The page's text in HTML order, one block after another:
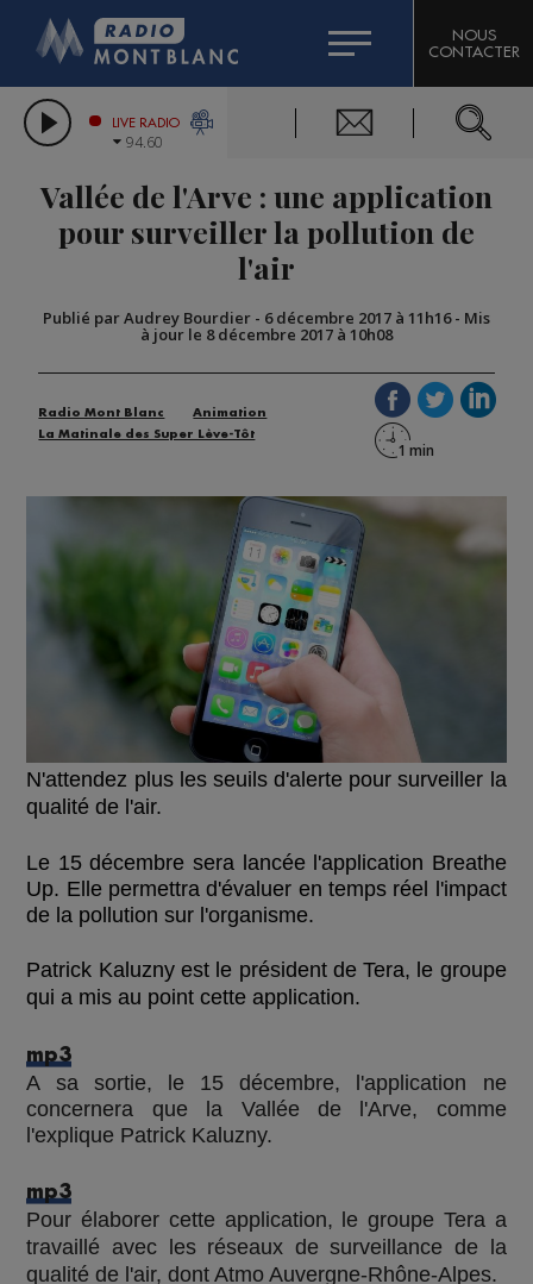
LES CHRONIQUES DE L'EXPERT
CITIZEN MACHINERY
GRAND MASSIF DOMAINES SKIABLES
BIGARD
COMPAGNIE DU MONT-BLANC
NOUS
CONTACTER
LIVE RADIO
94.60
Vallée de l'Arve : une application
pour surveiller la pollution de
l'air
Publié par Audrey Bourdier - 6 décembre 2017 à 11h16- Mis
à jour le 8 décembre 2017 à 10h08
Radio Mont Blanc
Animation
La Matinale des Super Lève-Tôt
N'attendez plus les seuils d'alerte pour surveiller la
qualité de l'air.
Le 15 décembre sera lancée l'application Breathe
Up. Elle permettra d'évaluer en temps réel l'impact
de la pollution sur l'organisme.
Patrick Kaluzny est le président de Tera, le groupe
qui a mis au point cette application.
mp3
A sa sortie, le 15 décembre, l'application ne
concernera que la Vallée de l'Arve, comme
l'explique Patrick Kaluzny.
mp3
Pour élaborer cette application, le groupe Tera a
travaillé avec les réseaux de surveillance de la
qualité de l'air, dont Atmo Auvergne-Rhône-Alpes.